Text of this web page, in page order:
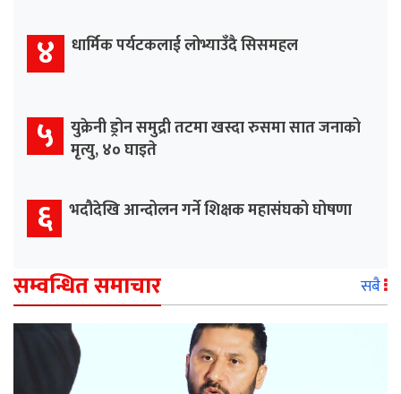
४ धार्मिक पर्यटकलाई लोभ्याउँदै सिसमहल
५ युक्रेनी ड्रोन समुद्री तटमा खस्दा रुसमा सात जनाको
मृत्यु, ४० घाइते
६ भदौदेखि आन्दोलन गर्ने शिक्षक महासंघको घोषणा
सम्वन्धित समाचार सबै